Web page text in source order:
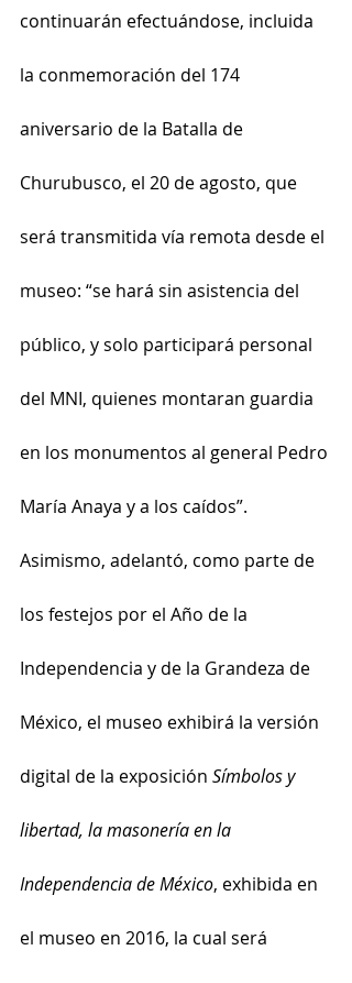
continuarán efectuándose, incluida
la conmemoración del 174
aniversario de la Batalla de
Churubusco, el 20 de agosto, que
será transmitida vía remota desde el
museo: “se hará sin asistencia del
público, y solo participará personal
del MNI, quienes montaran guardia
en los monumentos al general Pedro
María Anaya y a los caídos”.
Asimismo, adelantó, como parte de
los festejos por el Año de la
Independencia y de la Grandeza de
México, el museo exhibirá la versión
digital de la exposición Símbolos y
libertad, la masonería en la
Independencia de México, exhibida en
el museo en 2016, la cual será